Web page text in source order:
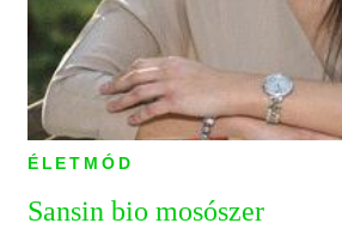
ÉLETMÓD
Sansin bio mosószer